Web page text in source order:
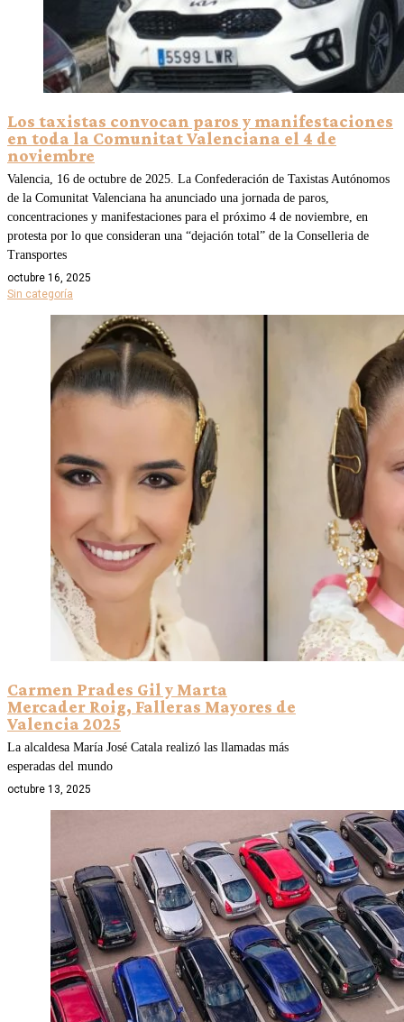
Los taxistas convocan paros y manifestaciones
en toda la Comunitat Valenciana el 4 de
noviembre
Valencia, 16 de octubre de 2025. La Confederación de Taxistas Autónomos
de la Comunitat Valenciana ha anunciado una jornada de paros,
concentraciones y manifestaciones para el próximo 4 de noviembre, en
protesta por lo que consideran una “dejación total” de la Conselleria de
Transportes
octubre 16, 2025
Sin categoría
Carmen Prades Gil y Marta
Mercader Roig, Falleras Mayores de
Valencia 2025
La alcaldesa María José Catala realizó las llamadas más
esperadas del mundo
octubre 13, 2025